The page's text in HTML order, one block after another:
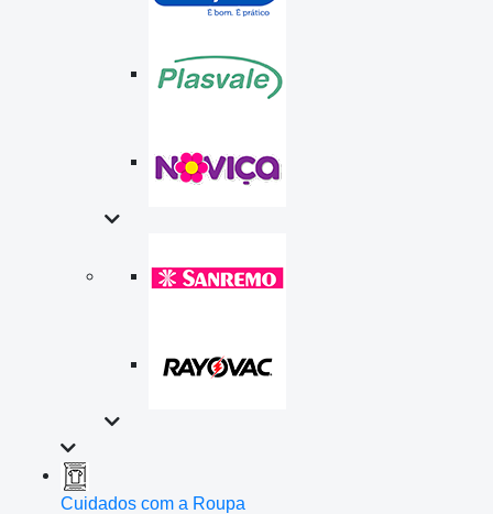
Cuidados com a Roupa